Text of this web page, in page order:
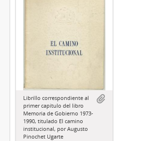
Librillo correspondiente al
primer capítulo del libro
Memoria de Gobierno 1973-
1990, titulado El camino
institucional, por Augusto
Pinochet Ugarte